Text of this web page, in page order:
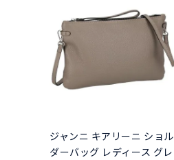
ジャンニ キアリーニ ショル
ダーバッグ レディース グレ